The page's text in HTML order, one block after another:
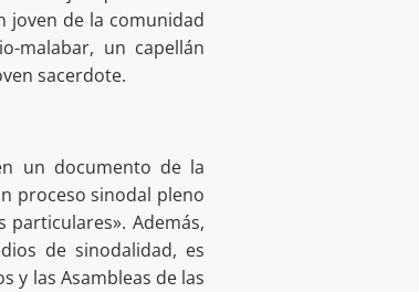
joven de la comunidad
malabar, un capellán
sacerdote.
un documento de la
proceso sinodal pleno
Además,
de sinodalidad, es
y las Asambleas de las